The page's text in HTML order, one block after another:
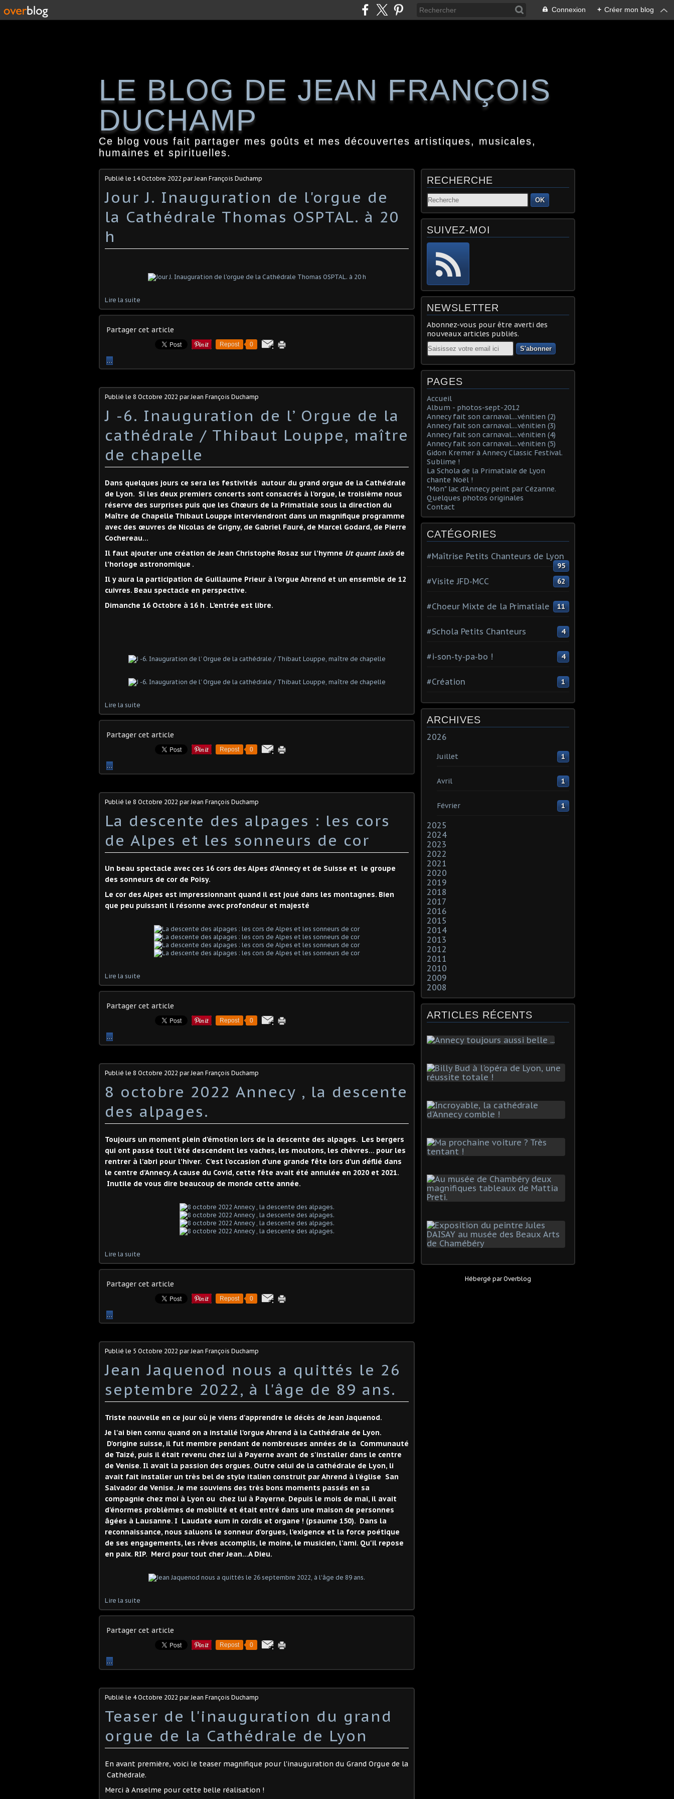
Connexion + Créer mon blog
LE BLOG DE JEAN FRANÇOIS
DUCHAMP
Ce blog vous fait partager mes goûts et mes découvertes artistiques, musicales,
humaines et spirituelles.
Publié le 14 Octobre 2022 par Jean François Duchamp
Jour J. Inauguration de l'orgue de
la Cathédrale Thomas OSPTAL. à 20
h
Lire la suite
Partager cet article
Repost 0
…
Publié le 8 Octobre 2022 par Jean François Duchamp
J -6. Inauguration de l’ Orgue de la
cathédrale / Thibaut Louppe, maître
de chapelle
Dans quelques jours ce sera les festivités autour du grand orgue de la Cathédrale
de Lyon. Si les deux premiers concerts sont consacrés à l’orgue, le troisième nous
réserve des surprises puis que les Chœurs de la Primatiale sous la direction du
Maître de Chapelle Thibaut Louppe interviendront dans un magnifique programme
avec des œuvres de Nicolas de Grigny, de Gabriel Fauré, de Marcel Godard, de Pierre
Cochereau…
Il faut ajouter une création de Jean Christophe Rosaz sur l’hymne Ut quant laxis de
l’horloge astronomique .
Il y aura la participation de Guillaume Prieur à l’orgue Ahrend et un ensemble de 12
cuivres. Beau spectacle en perspective.
Dimanche 16 Octobre à 16 h . L’entrée est libre.
Lire la suite
Partager cet article
Repost 0
…
Publié le 8 Octobre 2022 par Jean François Duchamp
La descente des alpages : les cors
de Alpes et les sonneurs de cor
Un beau spectacle avec ces 16 cors des Alpes d’Annecy et de Suisse et le groupe
des sonneurs de cor de Poisy.
Le cor des Alpes est impressionnant quand il est joué dans les montagnes. Bien
que peu puissant il résonne avec profondeur et majesté
Lire la suite
Partager cet article
Repost 0
…
Publié le 8 Octobre 2022 par Jean François Duchamp
8 octobre 2022 Annecy , la descente
des alpages.
Toujours un moment plein d’émotion lors de la descente des alpages. Les bergers
qui ont passé tout l’été descendent les vaches, les moutons, les chèvres… pour les
rentrer à l’abri pour l’hiver. C’est l’occasion d’une grande fête lors d’un déflié dans
le centre d’Annecy. A cause du Covid, cette fête avait été annulée en 2020 et 2021.
Inutile de vous dire beaucoup de monde cette année.
Lire la suite
Partager cet article
Repost 0
…
Publié le 5 Octobre 2022 par Jean François Duchamp
Jean Jaquenod nous a quittés le 26
septembre 2022, à l'âge de 89 ans.
Triste nouvelle en ce jour où je viens d'apprendre le décès de Jean Jaquenod.
Je l'ai bien connu quand on a installé l'orgue Ahrend à la Cathédrale de Lyon.
D'origine suisse, il fut membre pendant de nombreuses années de la Communauté
de Taizé, puis il était revenu chez lui à Payerne avant de s'installer dans le centre
de Venise. Il avait la passion des orgues. Outre celui de la cathédrale de Lyon, li
avait fait installer un très bel de style italien construit par Ahrend à l'église San
Salvador de Venise. Je me souviens des très bons moments passés en sa
compagnie chez moi à Lyon ou chez lui à Payerne. Depuis le mois de mai, il avait
d'énormes problèmes de mobilité et était entré dans une maison de personnes
âgées à Lausanne. I Laudate eum in cordis et organe ! (psaume 150). Dans la
reconnaissance, nous saluons le sonneur d'orgues, l'exigence et la force poétique
de ses engagements, les rêves accomplis, le moine, le musicien, l'ami. Qu'il repose
en paix. RIP. Merci pour tout cher Jean...A Dieu.
Lire la suite
Partager cet article
Repost 0
…
Publié le 4 Octobre 2022 par Jean François Duchamp
Teaser de l'inauguration du grand
orgue de la Cathédrale de Lyon
En avant première, voici le teaser magnifique pour l'inauguration du Grand Orgue de la
Cathédrale.
Merci à Anselme pour cette belle réalisation !
RECHERCHE
OK
SUIVEZ-MOI
NEWSLETTER
Abonnez-vous pour être averti des
nouveaux articles publiés.
Email
PAGES
Accueil
Album - photos-sept-2012
Annecy fait son carnaval....vénitien (2)
Annecy fait son carnaval....vénitien (3)
Annecy fait son carnaval....vénitien (4)
Annecy fait son carnaval....vénitien (5)
Gidon Kremer à Annecy Classic Festival.
Sublime !
La Schola de la Primatiale de Lyon
chante Noël !
"Mon" lac d'Annecy peint par Cézanne.
Quelques photos originales
Contact
CATÉGORIES
#Maîtrise Petits Chanteurs de Lyon
95
#Visite JFD-MCC 62
#Choeur Mixte de la Primatiale 11
#Schola Petits Chanteurs 4
#i-son-ty-pa-bo ! 4
#Création 1
ARCHIVES
2026
Juillet 1
Avril 1
Février 1
2025
2024
2023
2022
2021
2020
2019
2018
2017
2016
2015
2014
2013
2012
2011
2010
2009
2008
ARTICLES RÉCENTS
Hébergé parOverblog